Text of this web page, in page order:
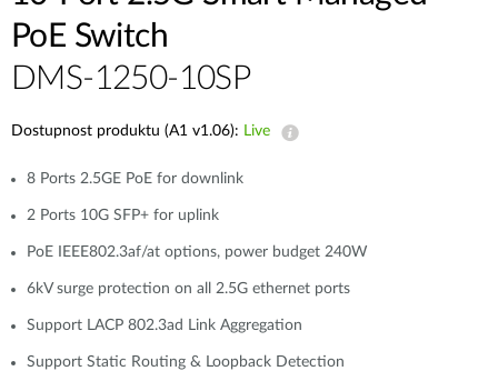
PoE Switch
DMS-1250-10SP
Dostupnost produktu (A1 v1.06): Live
8 Ports 2.5GE PoE for downlink
2 Ports 10G SFP+ for uplink
PoE IEEE802.3af/at options, power budget 240W
6kV surge protection on all 2.5G ethernet ports
Support LACP 802.3ad Link Aggregation
Support Static Routing & Loopback Detection